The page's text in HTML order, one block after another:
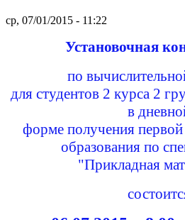
ср, 07/01/2015 - 11:22
Установочная
по
для студентов 2 курса 2
в
форме получения
образования по
"Прикладная